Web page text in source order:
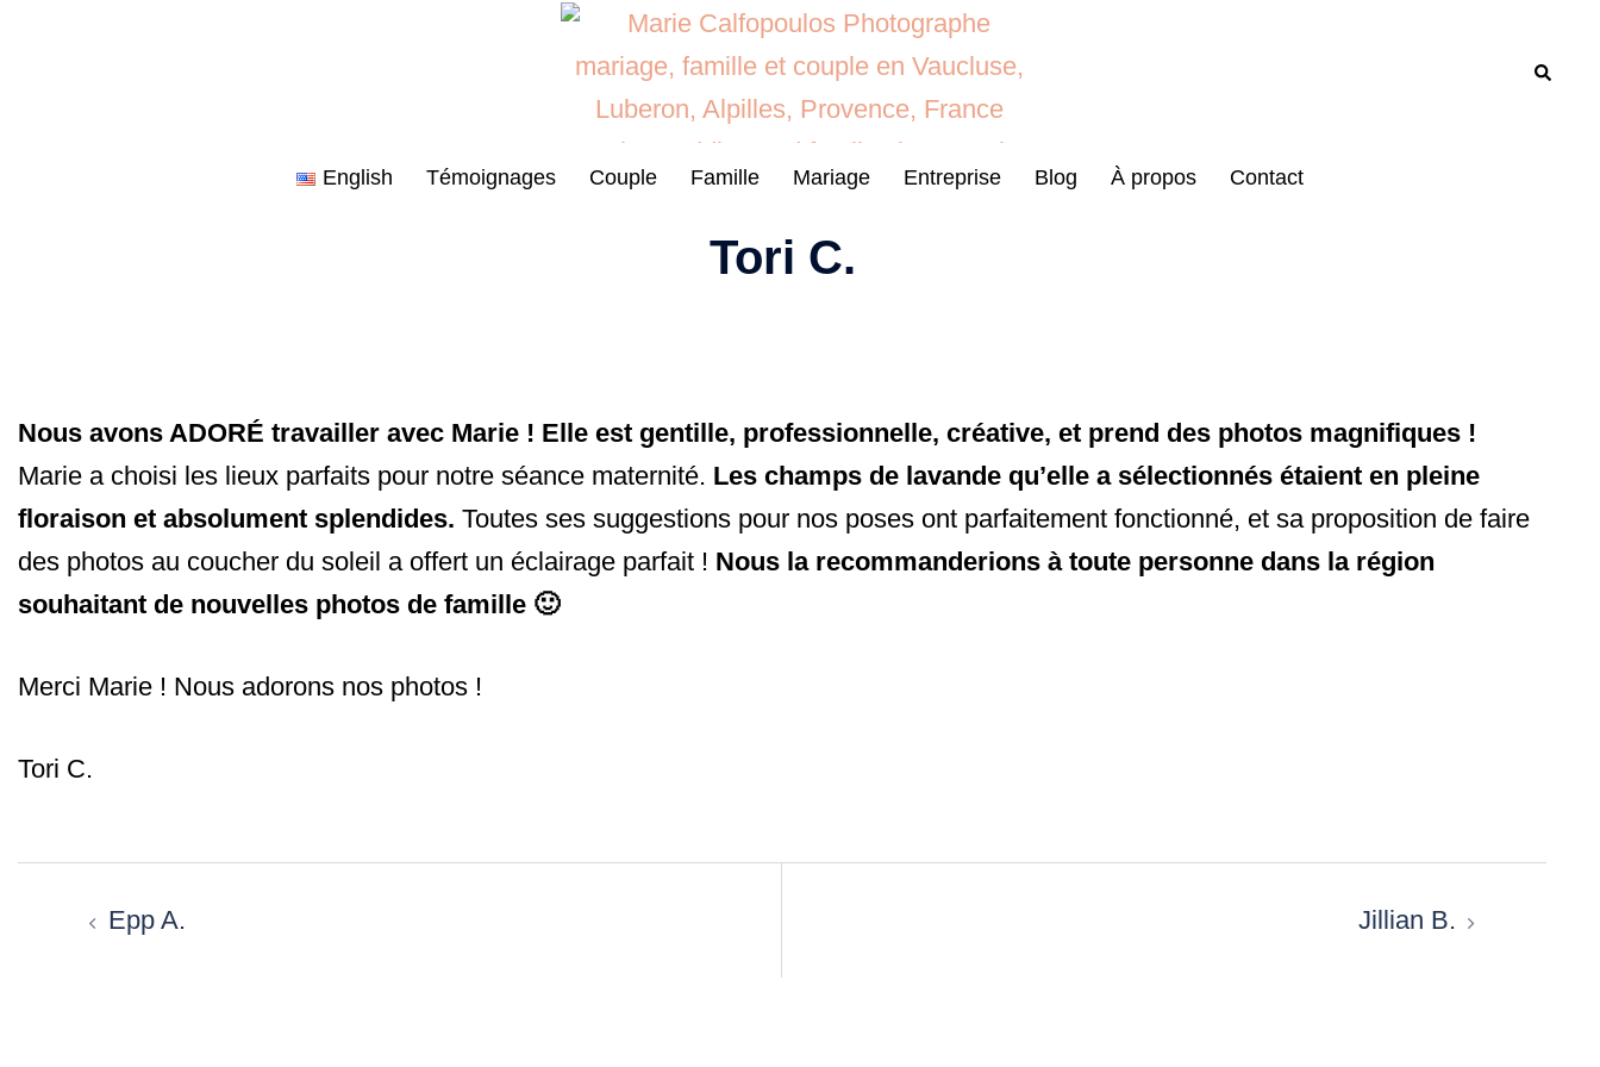
English Témoignages Couple Famille Mariage Entreprise Blog À propos Contact
Tori C.
Nous avons ADORÉ travailler avec Marie ! Elle est gentille, professionnelle, créative, et prend des photos magnifiques !
Marie a choisi les lieux parfaits pour notre séance maternité. Les champs de lavande qu’elle a sélectionnés étaient en pleine
floraison et absolument splendides. Toutes ses suggestions pour nos poses ont parfaitement fonctionné, et sa proposition de faire
des photos au coucher du soleil a offert un éclairage parfait ! Nous la recommanderions à toute personne dans la région
souhaitant de nouvelles photos de famille 🙂
Merci Marie ! Nous adorons nos photos !
Tori C.
d’article
Epp A. Jillian B.